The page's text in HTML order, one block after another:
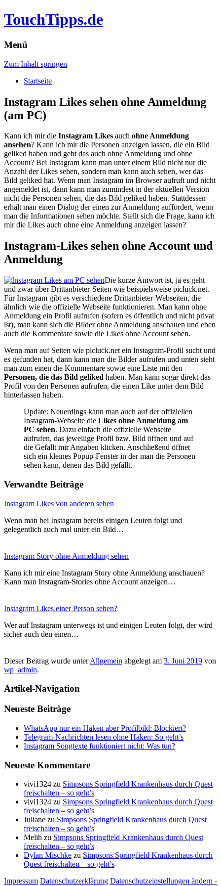
TouchTipps.de
Menü
Zum Inhalt springen
Startseite
Instagram Likes sehen ohne Anmeldung
(am PC)
Kann ich mir die Instagram Likes auch ohne Anmeldung
ansehen? Kann ich mir die Personen anzeigen lassen, die ein Bild
geliked haben und geht das auch ohne Anmeldung und ohne
Account? Bei Instagram kann man unter einem Bild nicht nur die
Anzahl der Likes sehen, sondern man kann auch sehen, wer das
Bild geliked hat. Wenn man Instagram im Browser aufruft und nicht
angemeldet ist, dann kann man zumindest in der aktuellen Version
nicht die Personen sehen, die das Bild geliked haben. Stattdessen
erhält man einen Dialog der einen zur Anmeldung auffordert, wenn
man die Informationen sehen möchte. Stellt sich die Frage, kann ich
mir die Likes auch ohne eine Anmeldung anzeigen lassen?
Instagram-Likes sehen ohne Account und
Anmeldung
Die kurze Antwort ist, ja es geht
und zwar über Drittanbieter-Seiten wie beispielsweise picluck.net.
Für Instagram gibt es verschiedene Drittanbieter-Webseiten, die
ähnlich wie die offizielle Webseite funktionieren. Man kann ohne
Anmeldung ein Profil aufrufen (sofern es öffentlich und nicht privat
ist), man kann sich die Bilder ohne Anmeldung anschauen und eben
auch die Kommentare sowie die Likes ohne Account sehen.
Wenn man auf Seiten wie picluck.net ein Instagram-Profil sucht und
es gefunden hat, dann kann man die Bilder aufrufen und unten sieht
man zum einen die Kommentare sowie eine Liste mit den
Personen, die das Bild geliked haben. Man kann sogar direkt das
Profil von den Personen aufrufen, die einen Like unter dem Bild
hinterlassen haben.
Update: Neuerdings kann man auch auf der offiziellen
Instagram-Webseite die Likes ohne Anmeldung am
PC sehen. Dazu einfach die offizielle Webseite
aufrufen, das jeweilige Profil bzw. Bild öffnen und auf
die Gefällt mir Angaben klicken. Anschließend öffnet
sich ein kleines Popup-Fenster in der man die Personen
sehen kann, denen das Bild gefällt.
Verwandte Beiträge
Instagram Likes von anderen sehen
Wenn man bei Instagram bereits einigen Leuten folgt und
gelegentlich auch mal unter ein Bild…
Instagram Story ohne Anmeldung sehen
Kann ich mir eine Instagram Story ohne Anmeldung anschauen?
Kann man Instagram-Stories ohne Account anzeigen…
Instagram Likes einer Person sehen?
Wer auf Instagram unterwegs ist und einigen Leuten folgt, der wird
sicher auch den einen…
Dieser Beitrag wurde unterAllgemein abgelegt am 3. Juni 2019 von
wp_admin.
Artikel-Navigation
Neueste Beiträge
WhatsApp nur ein Haken aber Profilbild: Blockiert?
Telegram-Nachrichten lesen ohne Haken: So geht’s
Instagram Songtexte funktioniert nicht: Was tun?
Neueste Kommentare
vivi1324 zu Simpsons Springfield Krankenhaus durch Quest
freischalten – so geht’s
vivi1324 zu Simpsons Springfield Krankenhaus durch Quest
freischalten – so geht’s
Juliane zu Simpsons Springfield Krankenhaus durch Quest
freischalten – so geht’s
Melih zu Simpsons Springfield Krankenhaus durch Quest
freischalten – so geht’s
Dylan Mischke zu Simpsons Springfield Krankenhaus durch
Quest freischalten – so geht’s
Impressum Datenschutzerklärung Datenschutzeinstellungen ändern -